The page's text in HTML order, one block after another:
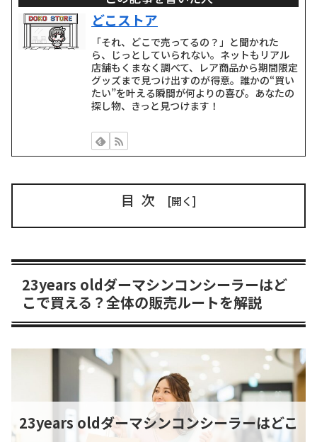
どこストア
「それ、どこで売ってるの？」と聞かれた
ら、じっとしていられない。ネットもリアル
店舗もくまなく調べて、レア商品から期間限定
グッズまで見つけ出すのが得意。誰かの“買い
たい”を叶える瞬間が何よりの喜び。あなたの
探し物、きっと見つけます！
目次
23years oldダーマシンコンシーラーはど
こで買える？全体の販売ルートを解説
23years oldダーマシンコンシーラーはどこ